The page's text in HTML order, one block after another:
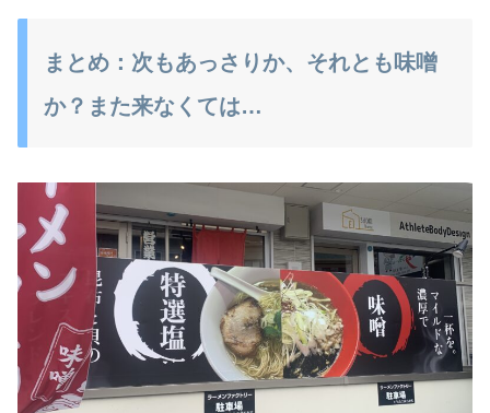
まとめ：次もあっさりか、それとも味噌
か？また来なくては…